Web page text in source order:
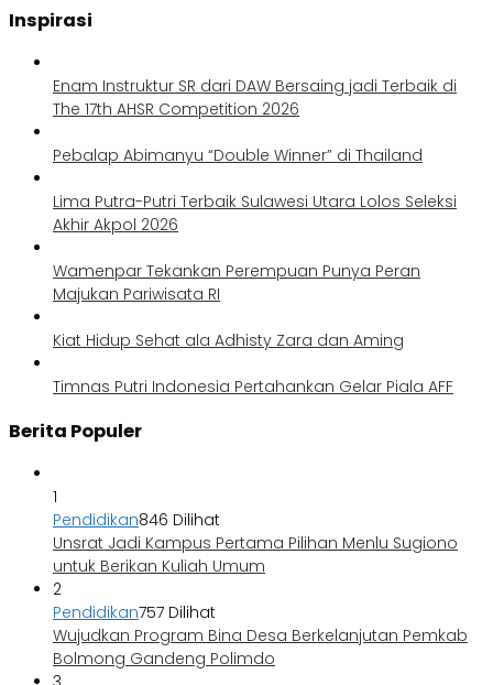
Inspirasi
Enam Instruktur SR dari DAW Bersaing jadi Terbaik di
The 17th AHSR Competition 2026
Pebalap Abimanyu “Double Winner” di Thailand
Lima Putra-Putri Terbaik Sulawesi Utara Lolos Seleksi
Akhir Akpol 2026
Wamenpar Tekankan Perempuan Punya Peran
Majukan Pariwisata RI
Kiat Hidup Sehat ala Adhisty Zara dan Aming
Timnas Putri Indonesia Pertahankan Gelar Piala AFF
Berita Populer
1
Pendidikan846 Dilihat
Unsrat Jadi Kampus Pertama Pilihan Menlu Sugiono
untuk Berikan Kuliah Umum
2
Pendidikan757 Dilihat
Wujudkan Program Bina Desa Berkelanjutan Pemkab
Bolmong Gandeng Polimdo